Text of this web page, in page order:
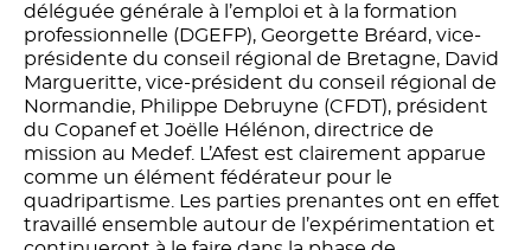
déléguée générale à l’emploi et à la formation
professionnelle (DGEFP), Georgette Bréard, vice-
présidente du conseil régional de Bretagne, David
Margueritte, vice-président du conseil régional de
Normandie, Philippe Debruyne (CFDT), président
du Copanef et Joëlle Hélénon, directrice de
mission au Medef. L’Afest est clairement apparue
comme un élément fédérateur pour le
quadripartisme. Les parties prenantes ont en effet
travaillé ensemble autour de l’expérimentation et